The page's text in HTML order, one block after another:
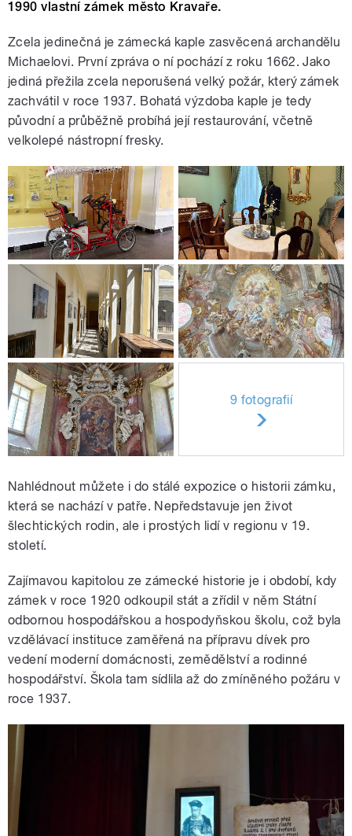
1990 vlastní zámek město Kravaře.
Zcela jedinečná je zámecká kaple zasvěcená archandělu
Michaelovi. První zpráva o ní pochází z roku 1662. Jako
jediná přežila zcela neporušená velký požár, který zámek
zachvátil v roce 1937. Bohatá výzdoba kaple je tedy
původní a průběžně probíhá její restaurování, včetně
velkolepé nástropní fresky.
9 fotografií
Nahlédnout můžete i do stálé expozice o historii zámku,
která se nachází v patře. Nepředstavuje jen život
šlechtických rodin, ale i prostých lidí v regionu v 19.
století.
Zajímavou kapitolou ze zámecké historie je i období, kdy
zámek v roce 1920 odkoupil stát a zřídil v něm Státní
odbornou hospodářskou a hospodyňskou školu, což byla
vzdělávací instituce zaměřená na přípravu dívek pro
vedení moderní domácnosti, zemědělství a rodinné
hospodářství. Škola tam sídlila až do zmíněného požáru v
roce 1937.